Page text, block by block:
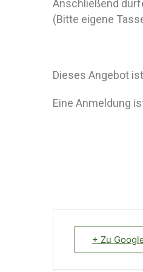
Anschließend
(Bitte eigene
Dieses Angebot
Eine Anmeldung
+ Zu